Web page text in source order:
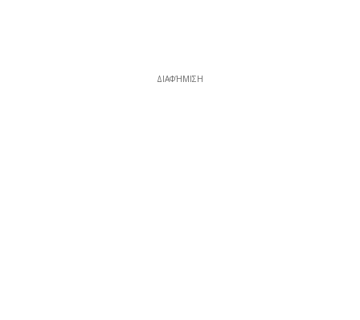
ΔΙΑΦΉΜΙΣΗ